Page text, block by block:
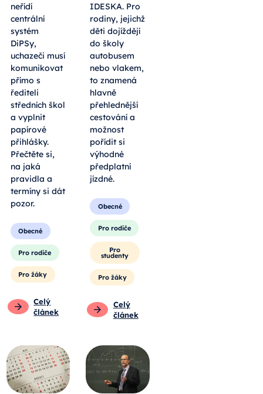
neřídí
centrální
systém
DiPSy,
uchazeči musí
komunikovat
přímo s
řediteli
středních škol
a vyplnit
papírové
přihlášky.
Přečtěte si,
na jaká
pravidla a
termíny si dát
pozor.
Obecné
Pro rodiče
Pro žáky
Celý
článek
IDESKA. Pro
rodiny, jejichž
děti dojíždějí
do školy
autobusem
nebo vlakem,
to znamená
hlavně
přehlednější
cestování a
možnost
pořídit si
výhodné
předplatní
jízdné.
Obecné
Pro rodiče
Pro
studenty
Pro žáky
Celý
článek